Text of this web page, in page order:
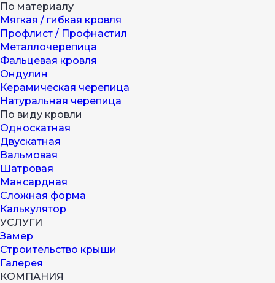
По материалу
Мягкая / гибкая кровля
Профлист / Профнастил
Металлочерепица
Фальцевая кровля
Ондулин
Керамическая черепица
Натуральная черепица
По виду кровли
Односкатная
Двускатная
Вальмовая
Шатровая
Мансардная
Сложная форма
Калькулятор
УСЛУГИ
Замер
Строительство крыши
Галерея
КОМПАНИЯ